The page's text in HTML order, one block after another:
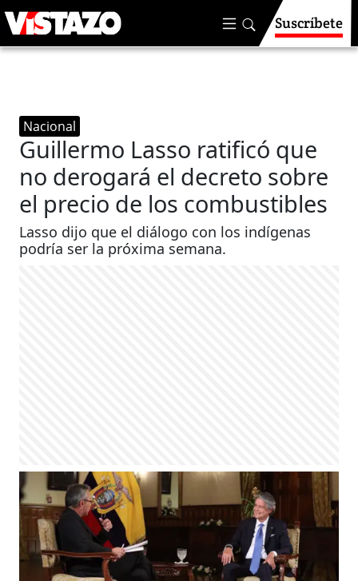
Suscríbete
Nacional
Guillermo Lasso ratificó que
no derogará el decreto sobre
el precio de los combustibles
Lasso dijo que el diálogo con los indígenas
podría ser la próxima semana.